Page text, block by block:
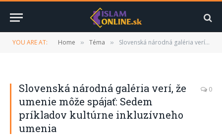
YOU ARE AT: Home » Téma » Slovenská národná galéria verí, že umenie môže spájať: Sedem príkladov kultúrne inkluzívneho umenia
Slovenská národná galéria verí, že
umenie môže spájať: Sedem
príkladov kultúrne inkluzívneho
umenia
0